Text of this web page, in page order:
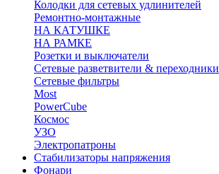
Колодки для сетевых удлинителей
Ремонтно-монтажные
НА КАТУШКЕ
НА РАМКЕ
Розетки и выключатели
Сетевые разветвители & переходники
Сетевые фильтры
Most
PowerCube
Космос
УЗО
Электропатроны
Стабилизаторы напряжения
Фонари